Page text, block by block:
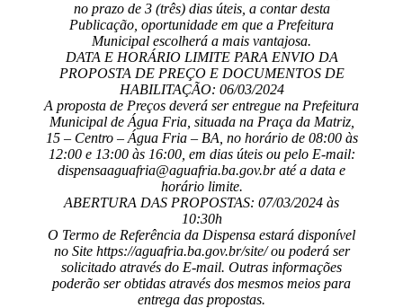
no prazo de 3 (três) dias úteis, a contar desta
Publicação, oportunidade em que a Prefeitura
Municipal escolherá a mais vantajosa.
DATA E HORÁRIO LIMITE PARA ENVIO DA
PROPOSTA DE PREÇO E DOCUMENTOS DE
HABILITAÇÃO: 06/03/2024
A proposta de Preços deverá ser entregue na Prefeitura
Municipal de Água Fria, situada na Praça da Matriz,
15 – Centro – Água Fria – BA, no horário de 08:00 às
12:00 e 13:00 às 16:00, em dias úteis ou pelo E-mail:
dispensaaguafria@aguafria.ba.gov.br até a data e
horário limite.
ABERTURA DAS PROPOSTAS: 07/03/2024 às
10:30h
O Termo de Referência da Dispensa estará disponível
no Site https://aguafria.ba.gov.br/site/ ou poderá ser
solicitado através do E-mail. Outras informações
poderão ser obtidas através dos mesmos meios para
entrega das propostas.